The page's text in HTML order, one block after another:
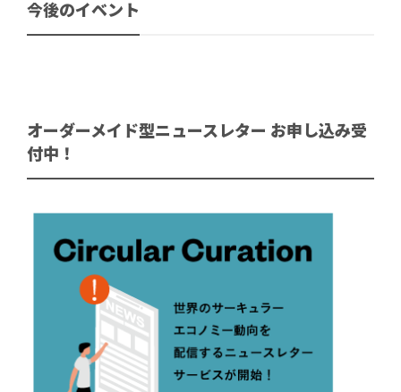
今後のイベント
オーダーメイド型ニュースレター お申し込み受
付中！